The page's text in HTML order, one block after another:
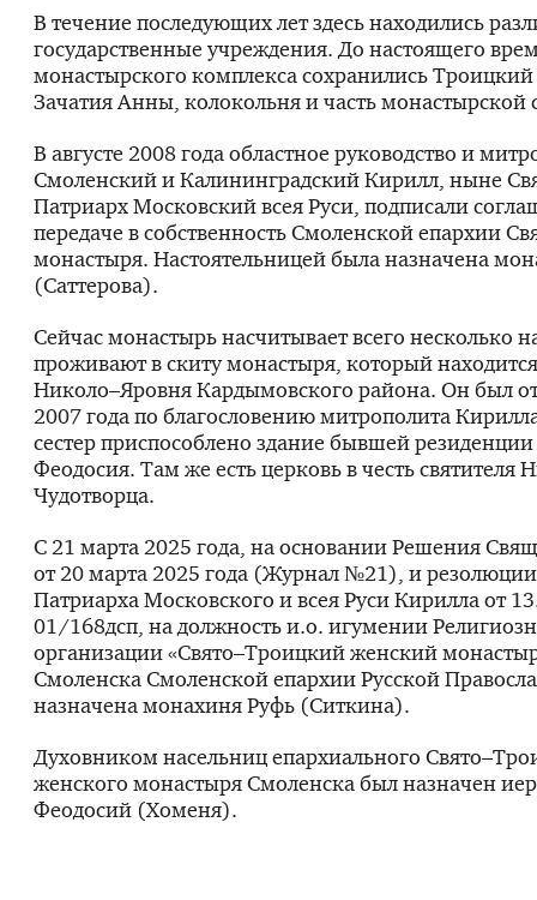
В течение последующих лет здесь находились
государственные учреждения. До настоящего
монастырского комплекса сохранились
Зачатия Анны, колокольня и часть монастырской
В августе 2008 года областное руководство и
Смоленский и Калининградский Кирилл, ныне
Патриарх Московский всея Руси, подписали
передаче в собственность Смоленской епархии
монастыря. Настоятельницей была назначена
(Саттерова).
Сейчас монастырь насчитывает всего несколько
проживают в скиту монастыря, который
Николо–Яровня Кардымовского района. Он был
2007 года по благословению митрополита
сестер приспособлено здание бывшей
Феодосия. Там же есть церковь в честь святителя
Чудотворца.
С 21 марта 2025 года, на основании Решения
от 20 марта 2025 года (Журнал №21), и
Патриарха Московского и всея Руси Кирилла от
01/168дсп, на должность и.о. игумении
организации «Свято–Троицкий женский
Смоленска Смоленской епархии Русской
назначена монахиня Руфь (Ситкина).
Духовником насельниц епархиального
женского монастыря Смоленска был назначен
Феодосий (Хоменя).